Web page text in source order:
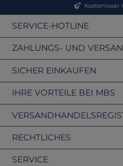
Kostenloser
SERVICE-HOTLINE
ZAHLUNGS- UND
SICHER EINKAUFEN
IHRE VORTEILE BEI MBS
RECHTLICHES
SERVICE